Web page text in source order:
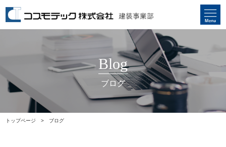
Blog
ブログ
トップページ ブログ